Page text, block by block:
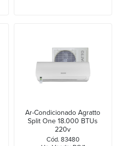
Ar-Condicionado Agratto
Split One 18.000 BTUs
220v
Cód. 83480